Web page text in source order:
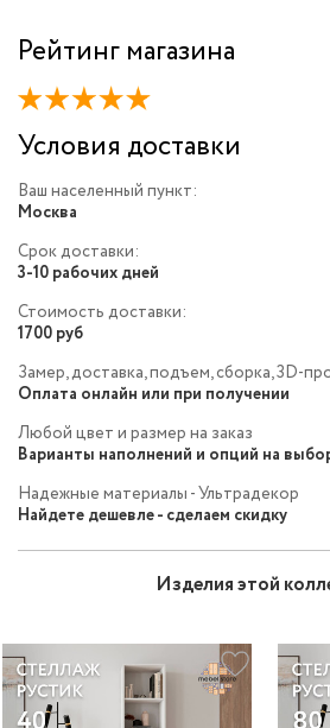
Рейтинг магазина
Условия доставки
Ваш населенный пункт:
Москва
Срок доставки:
3-10 рабочих дней
Стоимость доставки:
1700 руб
Замер, доставка, подъем, сборка, 3D-
Оплата онлайн или при получении
Любой цвет и размер на заказ
Варианты наполнений и опций на
Надежные материалы - Ультрадекор
Найдете дешевле - сделаем скидку
Изделия этой